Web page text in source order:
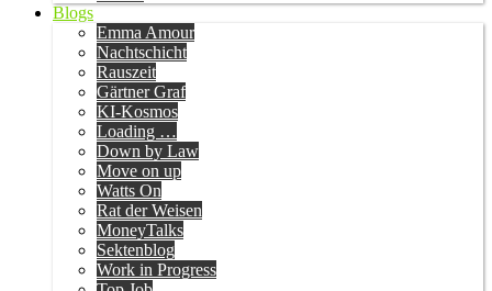
Blogs
Emma Amour
Nachtschicht
Rauszeit
Gärtner Graf
KI-Kosmos
Loading …
Down by Law
Move on up
Watts On
Rat der Weisen
MoneyTalks
Sektenblog
Work in Progress